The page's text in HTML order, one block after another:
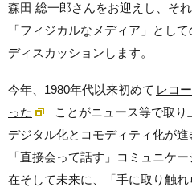
森田 総一郎さんをお迎えし、そ
「フィジカルなメディア」とし
ディスカッションします。
今年、1980年代以来初めて レコ
った
ことがニュース等で取
デジタル化とコモディティ化が
「直接会って話す」コミュニケ
在そして未来に、「手に取り触れ